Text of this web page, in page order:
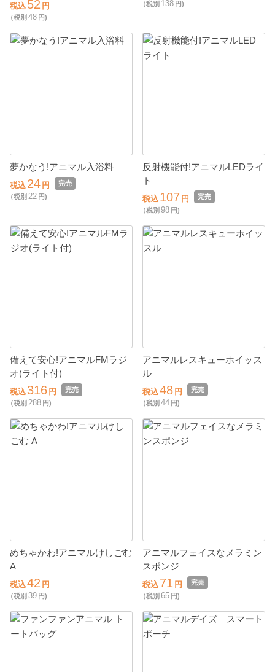
税込 52 円
（税別 48 円)
（税別 138 円)
夢かなう!アニマル入浴料
税込 24 円
完売
（税別 22 円)
反射機能付!アニマルLEDライ
ト
税込 107 円
完売
（税別 98 円)
備えて安心!アニマルFMラジ
オ(ライト付)
税込 316 円
完売
（税別 288 円)
アニマルレスキューホイッス
ル
税込48 円
完売
（税別 44 円)
めちゃかわ!アニマルけしごむ
A
税込42 円
（税別 39 円)
アニマルフェイスなメラミン
スポンジ
税込 71 円
完売
（税別 65 円)